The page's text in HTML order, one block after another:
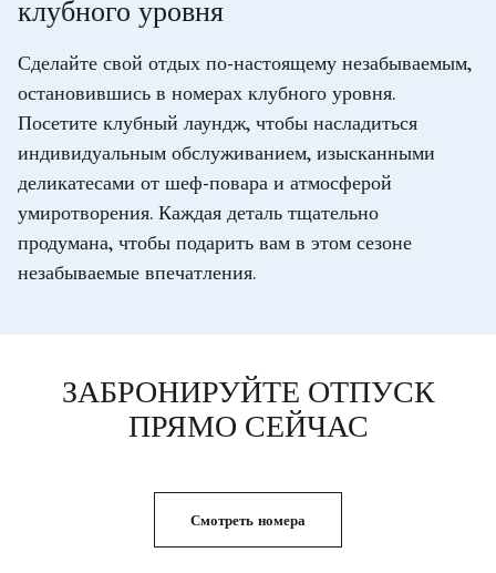
клубного уровня
Сделайте свой отдых по-настоящему незабываемым,
остановившись в номерах клубного уровня.
Посетите клубный лаундж, чтобы насладиться
индивидуальным обслуживанием, изысканными
деликатесами от шеф-повара и атмосферой
умиротворения. Каждая деталь тщательно
продумана, чтобы подарить вам в этом сезоне
незабываемые впечатления.
ЗАБРОНИРУЙТЕ ОТПУСК
ПРЯМО СЕЙЧАС
Смотреть номера